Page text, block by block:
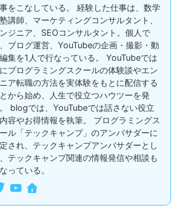
をこなしている。 経験した仕事は、数学
講師、マーケティングコンサルタント、
ジニア、SEOコンサルタント。個人で
ブログ運営、YouTubeの企画・撮影・動
集を1人で行なっている。 YouTubeでは
プログラミングスクールの体験談やエン
ア転職の方法を実体験をもとに配信する
から始め、人生で役立つハウツーを発
blogでは、YouTubeでは話さない役立
容やお得情報を執筆。 プログラミングス
ル「テックキャンプ」のアンバサダーに
され、テックキャンプアンバサダーとし
テックキャンプ関連の情報発信や相談も
っている。